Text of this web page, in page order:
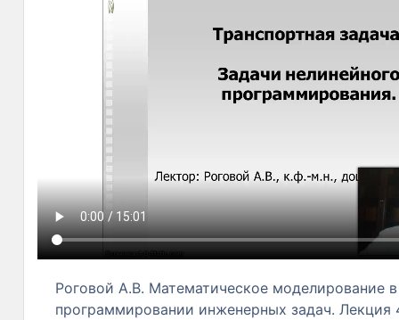
Роговой А.В. Математическое моделирование в
программировании инженерных задач. Лекция